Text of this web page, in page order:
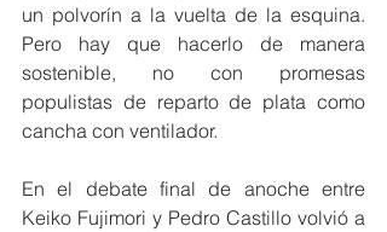
un polvorín a la vuelta de la esquina.
Pero hay que hacerlo de manera
sostenible, no con promesas
populistas de reparto de plata como
cancha con ventilador.
En el debate final de anoche entre
Keiko Fujimori y Pedro Castillo volvió a